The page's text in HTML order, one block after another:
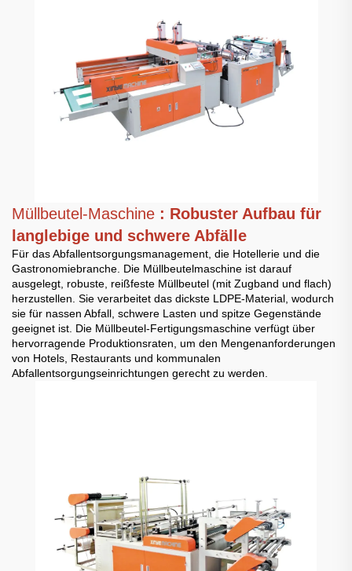
Müllbeutel-Maschine : Robuster Aufbau für
langlebige und schwere Abfälle
Für das Abfallentsorgungsmanagement, die Hotellerie und die
Gastronomiebranche. Die Müllbeutelmaschine ist darauf
ausgelegt, robuste, reißfeste Müllbeutel (mit Zugband und flach)
herzustellen. Sie verarbeitet das dickste LDPE-Material, wodurch
sie für nassen Abfall, schwere Lasten und spitze Gegenstände
geeignet ist. Die Müllbeutel-Fertigungsmaschine verfügt über
hervorragende Produktionsraten, um den Mengenanforderungen
von Hotels, Restaurants und kommunalen
Abfallentsorgungseinrichtungen gerecht zu werden.